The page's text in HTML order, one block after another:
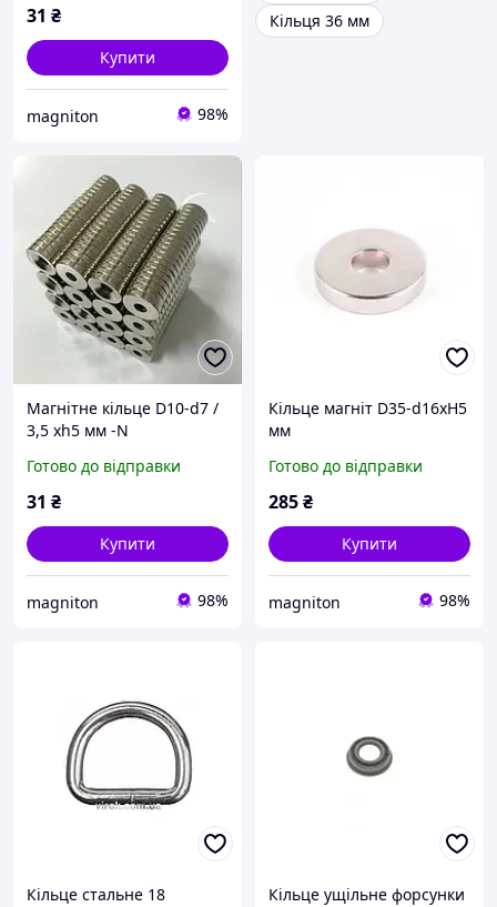
31 ₴
Купити
magniton 98%
Кільця 36 мм
Магнітне кільце D10-d7 /
3,5 xh5 мм -N
Готово до відправки
31 ₴
Купити
magniton 98%
Кільце магніт D35-d16хH5
мм
Готово до відправки
285₴
Купити
magniton 98%
Кільце стальне 18
Кільце ущільне форсунки